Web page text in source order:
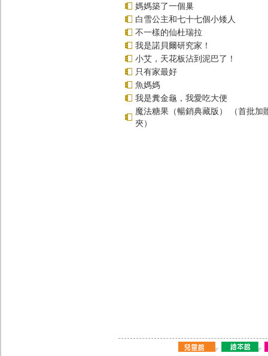
媽媽築了一個巢
白雪公主和七十七個小矮人
不一樣的仙杜瑞拉
我是諾貝爾研究家！
小艾，天花板沾到泥巴了！
只有家最好
魚媽媽
我是糞金龜，我愛吃大便
魔法糖果（暢銷典藏版） （首批加
夾）